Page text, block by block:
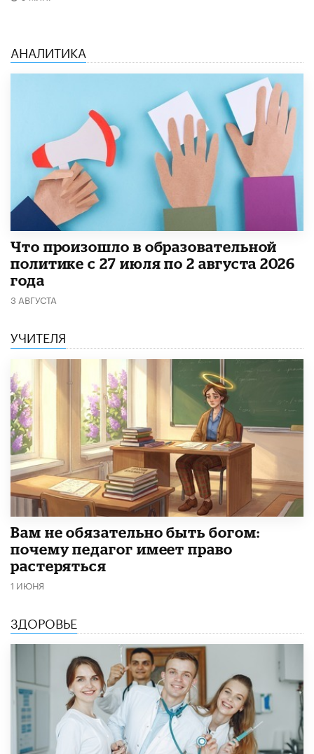
АНАЛИТИКА
​Что произошло в образовательной
политике с 27 июля по 2 августа 2026
года
3 АВГУСТА
УЧИТЕЛЯ
​Вам не обязательно быть богом:
почему педагог имеет право
растеряться
1 ИЮНЯ
ЗДОРОВЬЕ